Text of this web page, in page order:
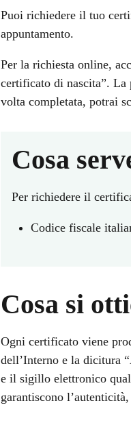
Puoi richiedere il tuo
appuntamento.
Per la richiesta online,
certificato di nascita”. La
volta completata, potrai
Cosa
Per richiedere il
Codice fiscale
Cosa si
Ogni certificato viene
dell’Interno e la dicitura
e il sigillo elettronico
garantiscono